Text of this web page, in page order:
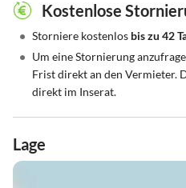
Kostenlose
• Storniere kostenlos bis zu 42
• Um eine Stornierung
Frist direkt an den Vermieter.
direkt im Inserat.
Lage